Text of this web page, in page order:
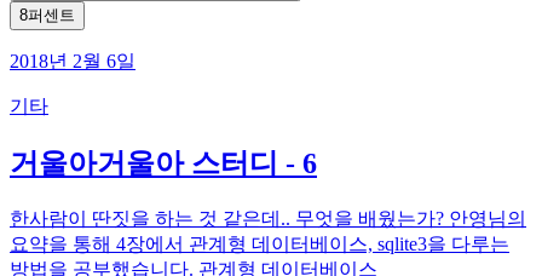
8퍼센트
2018년 2월 6일
기타
거울아거울아 스터디 - 6
한사람이 딴짓을 하는 것 같은데.. 무엇을 배웠는가? 안영님의
요약을 통해 4장에서 관계형 데이터베이스, sqlite3을 다루는
방법을 공부했습니다. 관계형 데이터베이스